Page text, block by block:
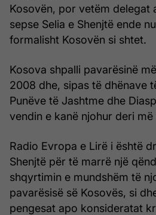
Kosovën, por vetëm delegat
sepse Selia e Shenjtë ende
formalisht Kosovën si shtet.
Kosova shpalli pavarësinë
2008 dhe, sipas të dhënave
Punëve të Jashtme dhe
vendin e kanë njohur deri më
Radio Evropa e Lirë i është
Shenjtë për të marrë një
shqyrtimin e mundshëm të
pavarësisë së Kosovës, si
pengesat apo konsideratat